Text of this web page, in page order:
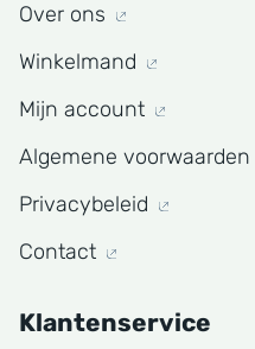
Over ons
Winkelmand
Mijn account
Algemene voorwaarden
Privacybeleid
Contact
Klantenservice